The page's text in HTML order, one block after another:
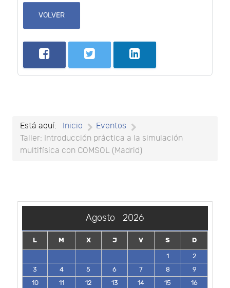
VOLVER
Está aquí: Inicio
Eventos
Taller: Introducción práctica a la simulación
multifísica con COMSOL (Madrid)
Agosto 2026
L M X J V S
D
1
2
3
4 5 6 7 8
9
10
11 12 13 14 15
16